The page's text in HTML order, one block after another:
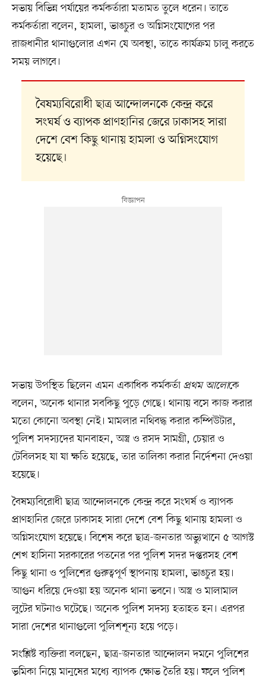
সভায় বিভিন্ন পর্যায়ের কর্মকর্তারা মতামত তুলে ধরেন। তাতে
কর্মকর্তারা বলেন, হামলা, ভাঙচুর ও অগ্নিসংযোগের পর
রাজধানীর থানাগুলোর এখন যে অবস্থা, তাতে কার্যক্রম চালু করতে
সময় লাগবে।
বৈষম্যবিরোধী ছাত্র আন্দোলনকে কেন্দ্র করে
সংঘর্ষ ও ব্যাপক প্রাণহানির জেরে ঢাকাসহ সারা
দেশে বেশ কিছু থানায় হামলা ও অগ্নিসংযোগ
হয়েছে।
সভায় উপস্থিত ছিলেন এমন একাধিক কর্মকর্তা প্রথম আলোকে
বলেন, অনেক থানার সবকিছু পুড়ে গেছে। থানায় বসে কাজ করার
মতো কোনো অবস্থা নেই। মামলার নথিবদ্ধ করার কম্পিউটার,
পুলিশ সদস্যদের যানবাহন, অস্ত্র ও রসদ সামগ্রী, চেয়ার ও
টেবিলসহ যা যা ক্ষতি হয়েছে, তার তালিকা করার নির্দেশনা দেওয়া
হয়েছে।
বৈষম্যবিরোধী ছাত্র আন্দোলনকে কেন্দ্র করে সংঘর্ষ ও ব্যাপক
প্রাণহানির জেরে ঢাকাসহ সারা দেশে বেশ কিছু থানায় হামলা ও
অগ্নিসংযোগ হয়েছে। বিশেষ করে ছাত্র-জনতার অভ্যুত্থানে ৫ আগস্ট
শেখ হাসিনা সরকারের পতনের পর পুলিশ সদর দপ্তরসহ বেশ
কিছু থানা ও পুলিশের গুরুত্বপূর্ণ স্থাপনায় হামলা, ভাঙচুর হয়।
আগুন ধরিয়ে দেওয়া হয় অনেক থানা ভবনে। অস্ত্র ও মালামাল
লুটের ঘটনাও ঘটেছে। অনেক পুলিশ সদস্য হতাহত হন। এরপর
সারা দেশের থানাগুলো পুলিশশূন্য হয়ে পড়ে।
সংশ্লিষ্ট ব্যক্তিরা বলছেন, ছাত্র-জনতার আন্দোলন দমনে পুলিশের
ভূমিকা নিয়ে মানুষের মধ্যে ব্যাপক ক্ষোভ তৈরি হয়। ফলে পুলিশ